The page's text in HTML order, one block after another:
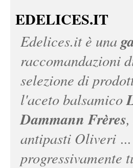
EDELICES.IT
Edelices.itè una
raccomandazioni
selezione di
l'aceto balsamico
Dammann Frères
antipasti Oliveri